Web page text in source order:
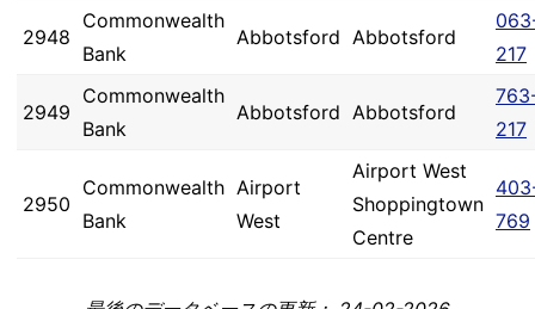
2948
Commonwealth
Bank
Abbotsford Abbotsford
217
2949
Commonwealth
Bank
Abbotsford Abbotsford
217
2950
Commonwealth
Bank
Airport
West
Airport West
Shoppingtown
Centre
769